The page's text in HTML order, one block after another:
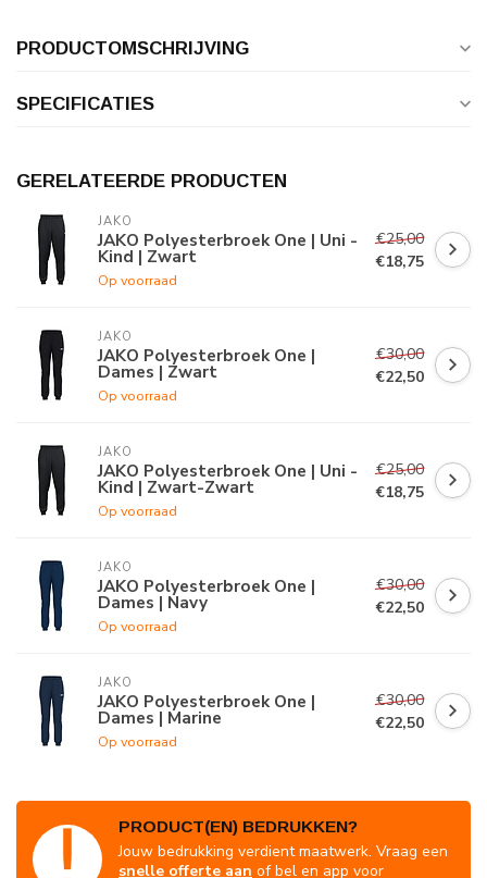
PRODUCTOMSCHRIJVING
SPECIFICATIES
GERELATEERDE PRODUCTEN
JAKO
JAKO Polyesterbroek One | Uni -
Kind | Zwart
Op voorraad
€25,00
€18,75
JAKO
JAKO Polyesterbroek One |
Dames | Zwart
Op voorraad
€30,00
€22,50
JAKO
JAKO Polyesterbroek One | Uni -
Kind | Zwart-Zwart
Op voorraad
€25,00
€18,75
JAKO
JAKO Polyesterbroek One |
Dames | Navy
Op voorraad
€30,00
€22,50
JAKO
JAKO Polyesterbroek One |
Dames | Marine
Op voorraad
€30,00
€22,50
PRODUCT(EN) BEDRUKKEN?
Jouw bedrukking verdient maatwerk. Vraag een
snelle offerte aan of bel en app voor